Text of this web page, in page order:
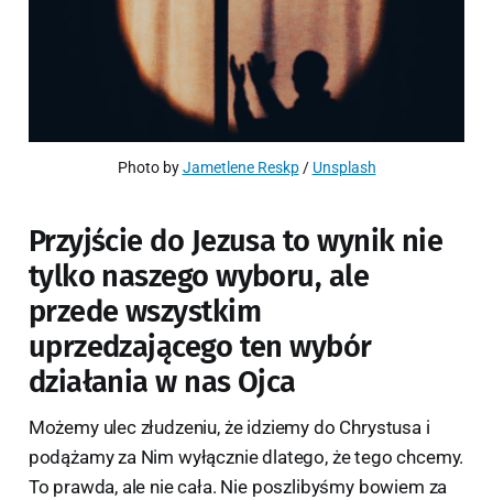
Photo by Jametlene Reskp / Unsplash
Przyjście do Jezusa to wynik nie
tylko naszego wyboru, ale
przede wszystkim
uprzedzającego ten wybór
działania w nas Ojca
Możemy ulec złudzeniu, że idziemy do Chrystusa i
podążamy za Nim wyłącznie dlatego, że tego chcemy.
To prawda, ale nie cała. Nie poszlibyśmy bowiem za